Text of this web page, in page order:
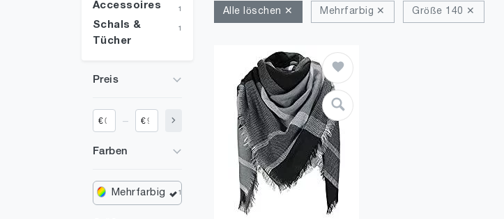
Accessoires 1
Schals &
Tücher
1
Preis
€ €
Farben
Mehrfarbig 1
Alle löschen ✕ Mehrfarbig ✕ Größe 140 ✕